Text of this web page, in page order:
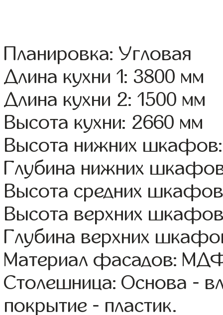
Планировка: Угловая
Длина кухни 1: 3800 мм
Длина кухни 2: 1500 мм
Высота кухни: 2660 мм
Высота нижних
Глубина нижних
Высота средних
Высота верхних
Глубина верхних
Материал фасадов:
Столешница: Основа -
покрытие - пластик.